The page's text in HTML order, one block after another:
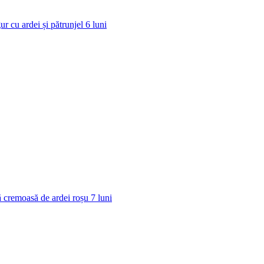
cu ardei și pătrunjel 6 luni
cremoasă de ardei roșu 7 luni